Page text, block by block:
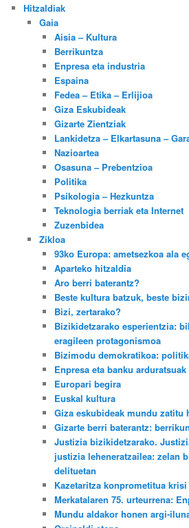
Hitzaldiak
Gaia
Aisia – Kultura
Berrikuntza
Enpresa eta industria
Espaina
Fedea – Etika – Erlijioa
Giza Eskubideak
Gizarte Zientziak
Lankidetza – Elkartasuna –
Nazioartea
Osasuna – Prebentzioa
Politika
Psikologia – Hezkuntza
Teknologia berriak eta Internet
Zuzenbidea
Zikloa
93ko Europa: ametsezkoa ala
Aparteko hitzaldia
Aro berri baterantz?
Beste kultura batzuk, beste
Bizi, zertarako?
Bizikidetzarako esperientzia:
eragileen protagonismoa
Bizimodu demokratikoa:
Enpresa eta banku arduratsuak
Europari begira
Euskal kultura
Giza eskubideak mundu zatitu
Gizarte berri baterantz:
Justizia bizikidetzarako.
justizia leheneratzailea: zelan
delituetan
Kazetaritza konprometitua krisi
Merkatalaren 75. urteurrena:
Mundu aldakor honen argi-